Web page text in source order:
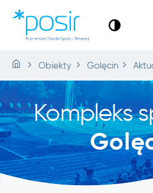
Obiekty Golęcin
Kompleks